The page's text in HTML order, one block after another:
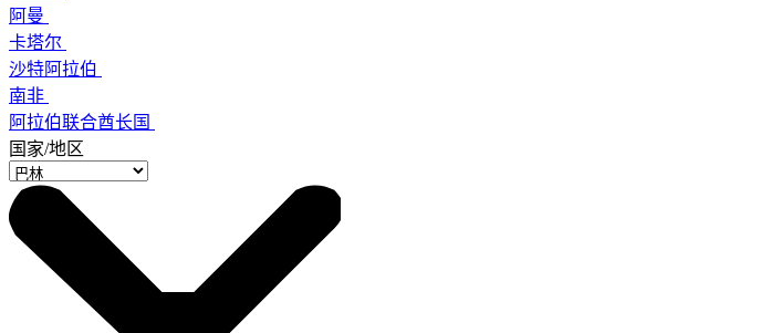
阿曼
卡塔尔
沙特阿拉伯
南非
阿拉伯联合酋长国
国家/地区